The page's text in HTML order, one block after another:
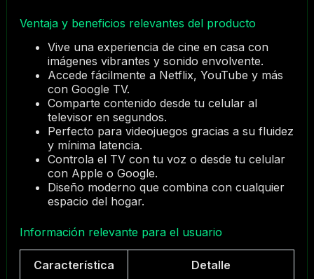
Ventaja y beneficios relevantes del producto
Vive una experiencia de cine en casa con
imágenes vibrantes y sonido envolvente.
Accede fácilmente a Netflix, YouTube y más
con Google TV.
Comparte contenido desde tu celular al
televisor en segundos.
Perfecto para videojuegos gracias a su fluidez
y mínima latencia.
Controla el TV con tu voz o desde tu celular
con Apple o Google.
Diseño moderno que combina con cualquier
espacio del hogar.
Información relevante para el usuario
Característica Detalle